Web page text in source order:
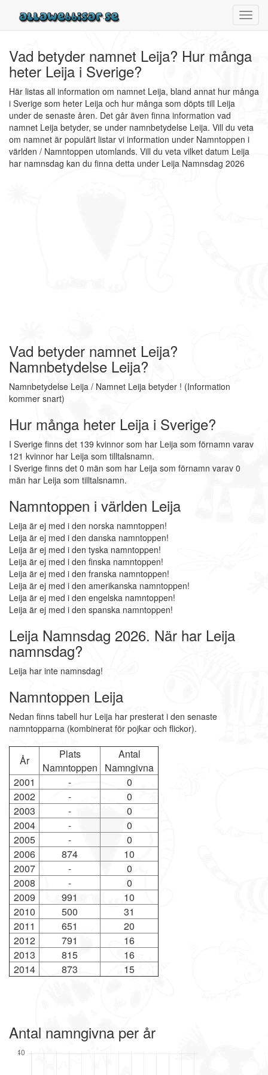
Vad betyder namnet Leija? Hur många
heter Leija i Sverige?
Här listas all information om namnet Leija, bland annat hur många
i Sverige som heter Leija och hur många som döpts till Leija
under de senaste åren. Det går även finna information vad
namnet Leija betyder, se under namnbetydelse Leija. Vill du veta
om namnet är populärt listar vi information under Namntoppen i
världen / Namntoppen utomlands. Vill du veta vilket datum Leija
har namnsdag kan du finna detta under Leija Namnsdag 2026
Vad betyder namnet Leija?
Namnbetydelse Leija?
Namnbetydelse Leija / Namnet Leija betyder ! (Information
kommer snart)
Hur många heter Leija i Sverige?
I Sverige finns det 139 kvinnor som har Leija som förnamn varav
121 kvinnor har Leija som tilltalsnamn.
I Sverige finns det 0 män som har Leija som förnamn varav 0
män har Leija som tilltalsnamn.
Namntoppen i världen Leija
Leija är ej med i den norska namntoppen!
Leija är ej med i den danska namntoppen!
Leija är ej med i den tyska namntoppen!
Leija är ej med i den finska namntoppen!
Leija är ej med i den franska namntoppen!
Leija är ej med i den amerikanska namntoppen!
Leija är ej med i den engelska namntoppen!
Leija är ej med i den spanska namntoppen!
Leija Namnsdag 2026. När har Leija
namnsdag?
Leija har inte namnsdag!
Namntoppen Leija
Nedan finns tabell hur Leija har presterat i den senaste
namntopparna (kombinerat för pojkar och flickor).
År
Plats
Namntoppen
Antal
Namngivna
2001
-
0
2002
-
0
2003
-
0
2004
-
0
2005
-
0
2006
874
10
2007
-
0
2008
-
0
2009
991
10
2010
500
31
2011
651
20
2012
791
16
2013
815
16
2014
873 15
Antal namngivna per år